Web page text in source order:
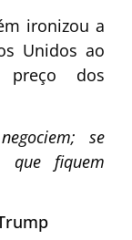
ironizou a
Unidos ao
dos
se
que fiquem